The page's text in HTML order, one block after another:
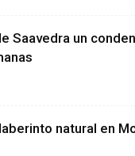
Saavedra un
natural en